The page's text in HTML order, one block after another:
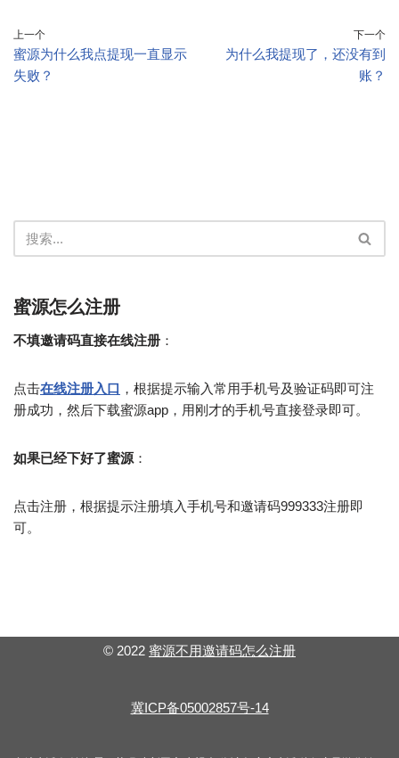
上一个
蜜源为什么我点提现一直显示
失败？
下一个
为什么我提现了，还没有到
账？
蜜源怎么注册
不填邀请码直接在线注册 ：
点击在线注册入口 ，根据提示输入常用手机号及验证码即可注
册成功，然后下载蜜源app，用刚才的手机号直接登录即可。
如果已经下好了蜜源 ：
点击注册，根据提示注册填入手机号和邀请码999333注册即
可。
© 2022 蜜源不用邀请码怎么注册
冀ICP备05002857号-14